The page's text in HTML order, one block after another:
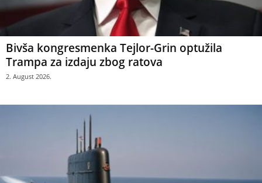
Bivša kongresmenka Tejlor-Grin optužila
Trampa za izdaju zbog ratova
2. August 2026.